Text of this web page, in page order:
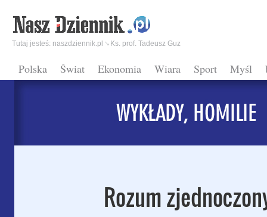
Polska Świat Ekonomia Wiara Sport Myśl
Tutaj jesteś: naszdziennik.pl Ks. prof. Tadeusz Guz
Rozum